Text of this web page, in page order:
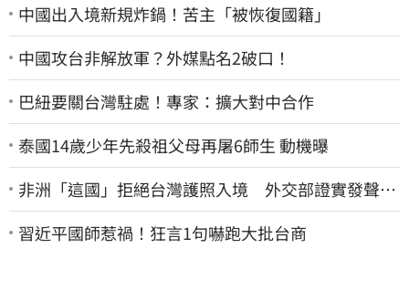
中國出入境新規炸鍋！苦主「被恢復國籍」
中國攻台非解放軍？外媒點名2破口！
巴紐要關台灣駐處！專家：擴大對中合作
泰國14歲少年先殺祖父母再屠6師生 動機曝
非洲「這國」拒絕台灣護照入境 外交部證實發聲
了：持續交涉聯繫
習近平國師惹禍！狂言1句嚇跑大批台商